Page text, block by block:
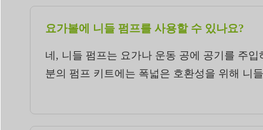
요가볼에 니들 펌프를 사용할 수 있나요?
네, 니들 펌프는 요가나 운동 공에 공기를 주
분의 펌프 키트에는 폭넓은 호환성을 위해 니